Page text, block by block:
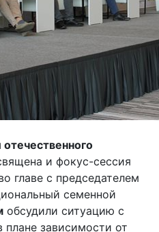
и фокус-сессия
главе с председателем
семенной
обсудили ситуацию с
зависимости от